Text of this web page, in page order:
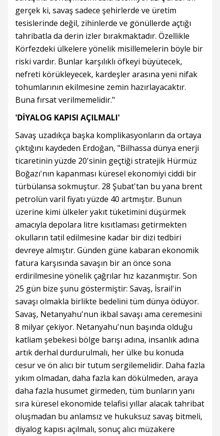
gerçek ki, savaş sadece şehirlerde ve üretim
tesislerinde değil, zihinlerde ve gönüllerde açtığı
tahribatla da derin izler bırakmaktadır. Özellikle
Körfezdeki ülkelere yönelik misillemelerin böyle bir
riski vardır. Bunlar karşılıklı öfkeyi büyütecek,
nefreti körükleyecek, kardeşler arasına yeni nifak
tohumlarının ekilmesine zemin hazırlayacaktır.
Buna fırsat verilmemelidir."
'DİYALOG KAPISI AÇILMALI'
Savaş uzadıkça başka komplikasyonların da ortaya
çıktığını kaydeden Erdoğan, "Bilhassa dünya enerji
ticaretinin yüzde 20'sinin geçtiği stratejik Hürmüz
Boğazı'nın kapanması küresel ekonomiyi ciddi bir
türbülansa sokmuştur. 28 Şubat'tan bu yana brent
petrolün varil fiyatı yüzde 40 artmıştır. Bunun
üzerine kimi ülkeler yakıt tüketimini düşürmek
amacıyla depolara litre kısıtlaması getirmekten
okulların tatil edilmesine kadar bir dizi tedbiri
devreye almıştır. Günden güne kabaran ekonomik
fatura karşısında savaşın bir an önce sona
erdirilmesine yönelik çağrılar hız kazanmıştır. Son
25 gün bize şunu göstermiştir: Savaş, İsrail'in
savaşı olmakla birlikte bedelini tüm dünya ödüyor.
Savaş, Netanyahu'nun ikbal savaşı ama ceremesini
8 milyar çekiyor. Netanyahu'nun başında olduğu
katliam şebekesi bölge barışı adına, insanlık adına
artık derhal durdurulmalı, her ülke bu konuda
cesur ve ön alıcı bir tutum sergilemelidir. Daha fazla
yıkım olmadan, daha fazla kan dökülmeden, araya
daha fazla husumet girmeden, tüm bunların yanı
sıra küresel ekonomide telafisi yıllar alacak tahribat
oluşmadan bu anlamsız ve hukuksuz savaş bitmeli,
diyalog kapısı açılmalı, sonuç alıcı müzakere